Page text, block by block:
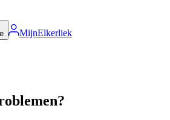
MijnElkerliek